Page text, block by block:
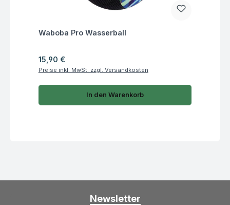
Fragen zum Artikel
Waboba Pro Wasserball
Regulärer Preis:
15,90 €
Preise inkl. MwSt. zzgl. Versandkosten
In den Warenkorb
Newsletter